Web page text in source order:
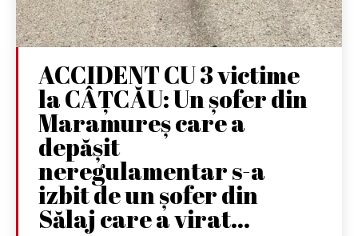
ACCIDENT CU 3 victime
la CÂȚCĂU: Un șofer din
Maramureș care a
depășit
neregulamentar s-a
izbit de un șofer din
Sălaj care a virat...